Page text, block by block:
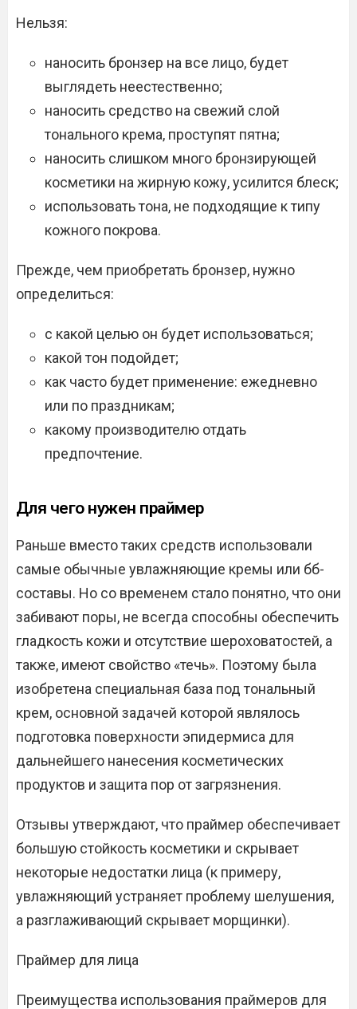
Нельзя:
наносить бронзер на все лицо, будет
выглядеть неестественно;
наносить средство на свежий слой
тонального крема, проступят пятна;
наносить слишком много бронзирующей
косметики на жирную кожу, усилится блеск;
использовать тона, не подходящие к типу
кожного покрова.
Прежде, чем приобретать бронзер, нужно
определиться:
с какой целью он будет использоваться;
какой тон подойдет;
как часто будет применение: ежедневно
или по праздникам;
какому производителю отдать
предпочтение.
Для чего нужен праймер
Раньше вместо таких средств использовали
самые обычные увлажняющие кремы или бб-
составы. Но со временем стало понятно, что они
забивают поры, не всегда способны обеспечить
гладкость кожи и отсутствие шероховатостей, а
также, имеют свойство «течь». Поэтому была
изобретена специальная база под тональный
крем, основной задачей которой являлось
подготовка поверхности эпидермиса для
дальнейшего нанесения косметических
продуктов и защита пор от загрязнения.
Отзывы утверждают, что праймер обеспечивает
большую стойкость косметики и скрывает
некоторые недостатки лица (к примеру,
увлажняющий устраняет проблему шелушения,
а разглаживающий скрывает морщинки).
Праймер для лица
Преимущества использования праймеров для